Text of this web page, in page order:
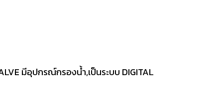
มีอุปกรณ์กรองน้ำ,เป็นระบบ DIGITAL